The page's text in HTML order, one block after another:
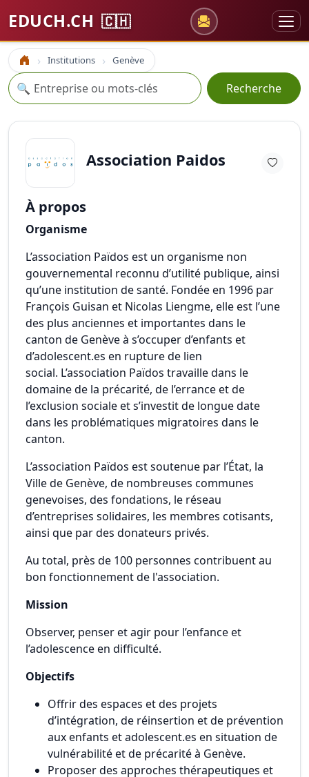
EDUCH.CH 🇨🇭
Accueil Institutions Genève
Recherche
🔍 Recherche
Association Paidos
À propos
Organisme
L’association Païdos est un organisme non
gouvernemental reconnu d’utilité publique, ainsi
qu’une institution de santé. Fondée en 1996 par
François Guisan et Nicolas Liengme, elle est l’une
des plus anciennes et importantes dans le
canton de Genève à s’occuper d’enfants et
d’adolescent.es en rupture de lien
social. L’association Païdos travaille dans le
domaine de la précarité, de l’errance et de
l’exclusion sociale et s’investit de longue date
dans les problématiques migratoires dans le
canton.
L’association Païdos est soutenue par l’État, la
Ville de Genève, de nombreuses communes
genevoises, des fondations, le réseau
d’entreprises solidaires, les membres cotisants,
ainsi que par des donateurs privés.
Au total, près de 100 personnes contribuent au
bon fonctionnement de l'association.
Mission
Observer, penser et agir pour l’enfance et
l’adolescence en difficulté.
Objectifs
Offrir des espaces et des projets
d’intégration, de réinsertion et de prévention
aux enfants et adolescent.es en situation de
vulnérabilité et de précarité à Genève.
Proposer des approches thérapeutiques et